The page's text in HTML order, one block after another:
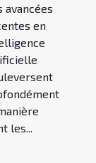
avancées
en
les...